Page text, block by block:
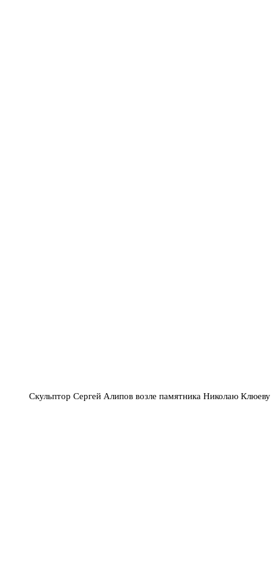
Скульптор Сергей Алипов возле памятника Николаю Клюеву